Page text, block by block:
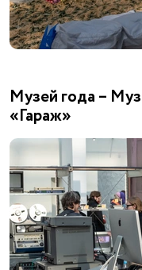
Музей года –
«Гараж»